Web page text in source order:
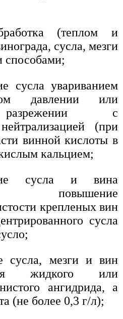
(теплом и
сусла, мезги
способами;
сусла увариванием
давлении или
с
(при
винной кислоты в
кальцием;
сусла и вина
повышение
крепленых вин
сусла
сусла, мезги и вин
жидкого или
ангидрида, а
(не более 0,3 г/л);